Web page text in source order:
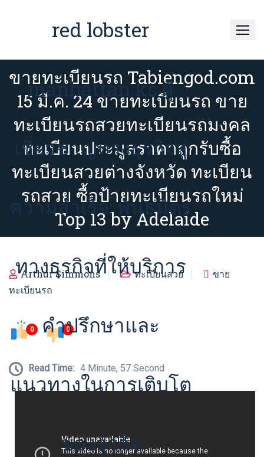
red lobster
manhattan ks ผู้
เชี่ยวชาญทางธุรกิจสู่
ความสำเร็จ: พันธมิตร
ทางธุรกิจที่ให้บริการ
คำปรึกษาและ
แนวทางในการเติบโต
ของธุรกิจ
ขายทะเบียนรถ Tabiengod.com
15 มี.ค. 24 ขายทะเบียนรถ ขาย
ทะเบียนรถสวยทะเบียนรถมงคล
ทะเบียนประมูลราคาถูกรับซื้อ
ทะเบียนสวยต่างจังหวัด ทะเบียน
รถสวย ซื้อป้ายทะเบียนรถใหม่
Top 13 by Adelaide
Arthur Simmons ทะเบียนสวย
ขาย
ทะเบียนรถ
0 0
Read Time: 4 Minute, 57 Second